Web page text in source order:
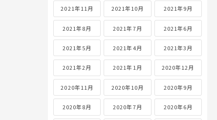
2021年11月 2021年10月 2021年9月
2021年8月 2021年7月 2021年6月
2021年5月 2021年4月 2021年3月
2021年2月 2021年1月 2020年12月
2020年11月 2020年10月 2020年9月
2020年8月 2020年7月 2020年6月